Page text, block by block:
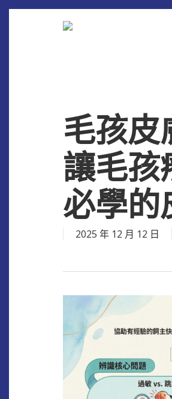
Skip
毛孩
讓毛孩
必學的
2025 年 12 月 12 日